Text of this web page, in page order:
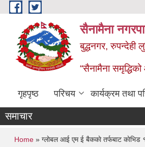
Skip to main content
सैनामैना
बुद्धनगर, रुपन्देही
“सैनामैना समृद्धिको
गृहपृष्ठ परिचय कार्यक्रम तथा
समाचार
You are here
Home» ग्लाेबल आई एम ई बैककाे तर्फबाट काेभिड